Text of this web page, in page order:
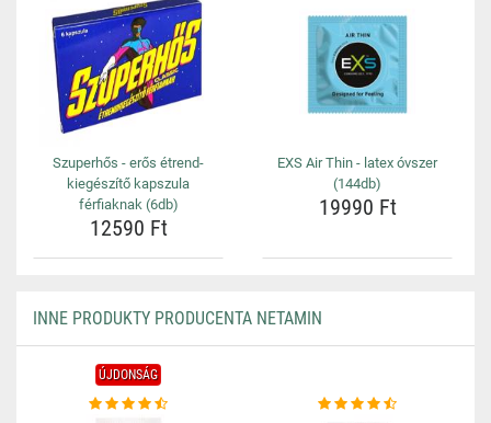
Szuperhős - erős étrend-
kiegészítő kapszula
férfiaknak (6db)
12590 Ft
EXS Air Thin - latex óvszer
(144db)
19990 Ft
INNE PRODUKTY PRODUCENTA NETAMIN
ÚJDONSÁG